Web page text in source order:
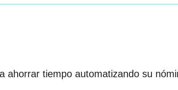
ahorrar tiempo automatizando su